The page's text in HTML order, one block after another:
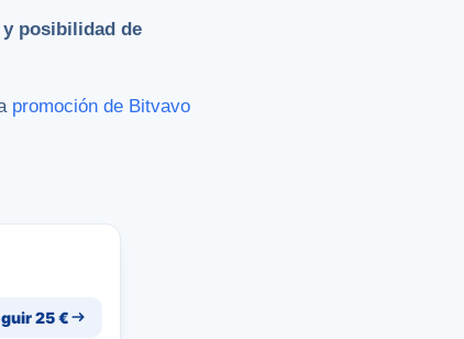
posibilidad de
promoción de Bitvavo
25 €